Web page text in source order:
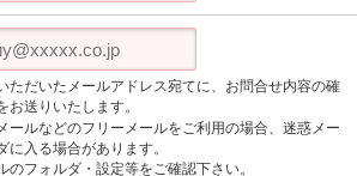
ただいたメールアドレス宛てに、お問合せ内容の確
お送りいたします。
ールなどのフリーメールをご利用の場合、迷惑メー
に入る場合があります。
のフォルダ・設定等をご確認下さい。